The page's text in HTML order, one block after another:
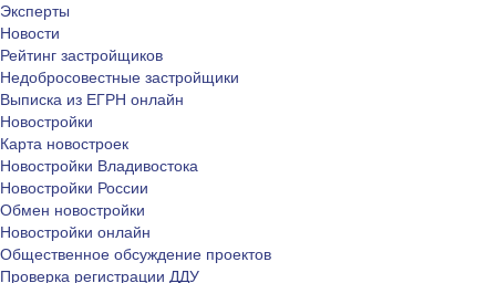
Эксперты
Новости
Рейтинг застройщиков
Недобросовестные застройщики
Выписка из ЕГРН онлайн
Новостройки
Карта новостроек
Новостройки Владивостока
Новостройки России
Обмен новостройки
Новостройки онлайн
Общественное обсуждение проектов
Проверка регистрации ДДУ